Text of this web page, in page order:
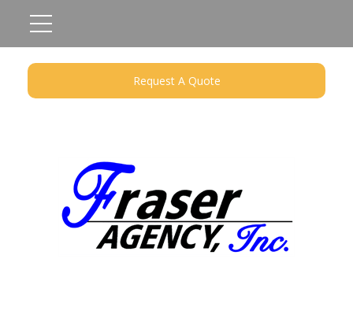
Request A Quote